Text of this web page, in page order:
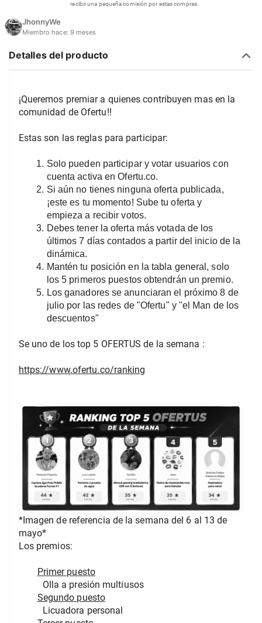
recibir una pequeña comisión por estas compras.
JhonnyWe
Miembro hace: 9 meses
Detalles del producto
¡Queremos premiar a quienes contribuyen mas en la
comunidad de Ofertu!!
Estas son las reglas para participar:
Solo pueden participar y votar usuarios con
cuenta activa en Ofertu.co.
Si aún no tienes ninguna oferta publicada,
¡este es tu momento! Sube tu oferta y
empieza a recibir votos.
Debes tener la oferta más votada de los
últimos 7 días contados a partir del inicio de la
dinámica.
Mantén tu posición en la tabla general, solo
los 5 primeros puestos obtendrán un premio.
Los ganadores se anunciaran el próximo 8 de
julio por las redes de "Ofertu" y "el Man de los
descuentos"
Se uno de los top 5 OFERTUS de la semana :
https://www.ofertu.co/ranking
*Imagen de referencia de la semana del 6 al 13 de
mayo*
Los premios:
Primer puesto
Olla a presión multiusos
Segundo puesto
          Licuadora personal